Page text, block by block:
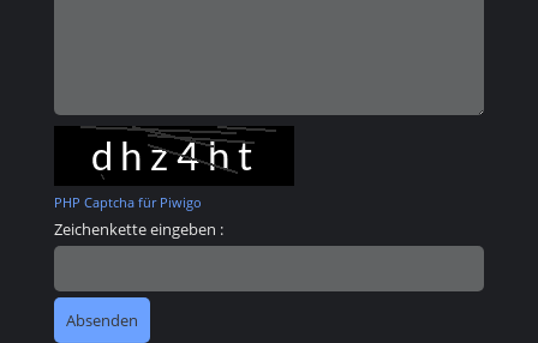
PHP Captcha für Piwigo
Zeichenkette eingeben :